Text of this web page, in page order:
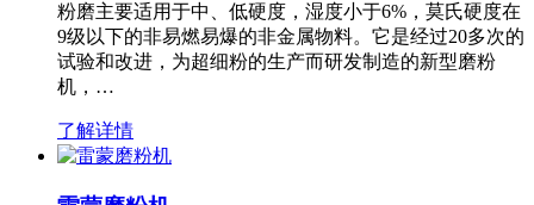
粉磨主要适用于中、低硬度，湿度小于6%，莫氏硬度在
9级以下的非易燃易爆的非金属物料。它是经过20多次的
试验和改进，为超细粉的生产而研发制造的新型磨粉
机，…
了解详情